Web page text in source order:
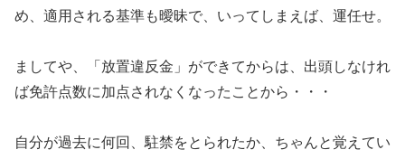
め、適用される基準も曖昧で、いってしまえば、運任せ。
ましてや、「放置違反金」ができてからは、出頭しなけれ
ば免許点数に加点されなくなったことから・・・
自分が過去に何回、駐禁をとられたか、ちゃんと覚えてい